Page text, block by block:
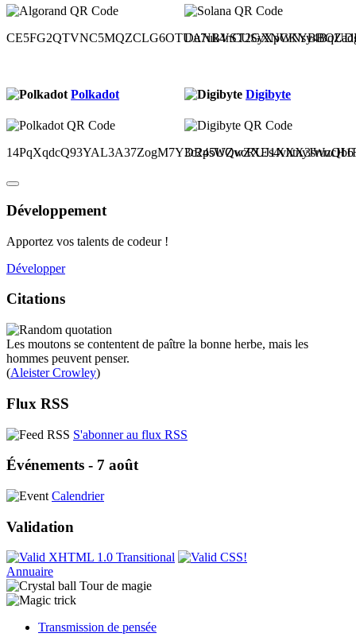
Polkadot
14PqXqdcQ93YAL3A37ZogM7Y3c2p5UQvcRUJ1XXX3sruzQb6
Digibyte
Développement
Apportez vos talents de codeur !
Développer
Citations
Les moutons se contentent de paître la bonne herbe, mais les
hommes peuvent penser.
(Aleister Crowley)
Flux RSS
S'abonner au flux RSS
Événements - 7 août
Calendrier
Validation
Annuaire
Tour de magie
Transmission de pensée